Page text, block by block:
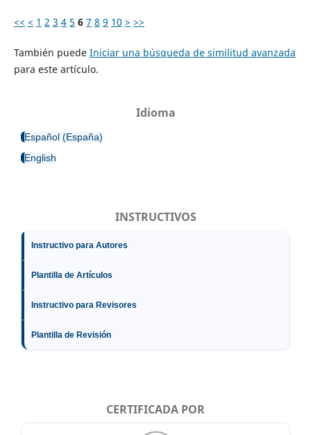
<< < 1 2 3 4 5 6 7 8 9 10 > >>
También puede Iniciar una búsqueda de similitud avanzada
para este artículo.
Idioma
Español (España)
English
INSTRUCTIVOS
Instructivo para Autores
Plantilla de Artículos
Instructivo para Revisores
Plantilla de Revisión
CERTIFICADA POR